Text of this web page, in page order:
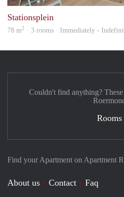
Stationsplein
78 m2 · 3 rooms · Immediately -
Find your Apartment on Apartment
About us Contact Faq
Couldn't find anything?
Rooms